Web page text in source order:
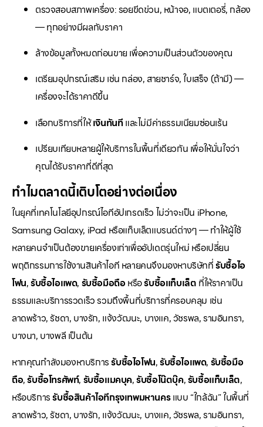
ตรวจสอบสภาพเครื่อง: รอยขีดข่วน, หน้าจอ, แบตเตอรี่, กล้อง
— ทุกอย่างมีผลกับราคา
ล้างข้อมูลทั้งหมดก่อนขาย เพื่อความเป็นส่วนตัวของคุณ
เตรียมอุปกรณ์เสริม เช่น กล่อง, สายชาร์จ, ใบเสร็จ (ถ้ามี) —
เครื่องจะได้ราคาดีขึ้น
เลือกบริการที่ให้เงินทันทีและไม่มีค่าธรรมเนียมซ่อนเร้น
เปรียบเทียบหลายผู้ให้บริการในพื้นที่เดียวกัน เพื่อให้มั่นใจว่า
คุณได้รับราคาที่ดีที่สุด
ทำไมตลาดนี้เติบโตอย่างต่อเนื่อง
ในยุคที่เทคโนโลยีอุปกรณ์ไอทีอัปเกรดเร็ว ไม่ว่าจะเป็น iPhone,
Samsung Galaxy, iPad หรือแท็บเล็ตแบรนด์ต่างๆ — ทำให้ผู้ใช้
หลายคนจำเป็นต้องขายเครื่องเก่าเพื่ออัปเดตรุ่นใหม่ หรือเปลี่ยน
พฤติกรรมการใช้งานสินค้าไอที หลายคนจึงมองหาบริษัทที่รับซื้อไอ
โฟน,รับซื้อไอแพด, รับซื้อมือถือหรือรับซื้อแท็บเล็ต ที่ให้ราคาเป็น
ธรรมและบริการรวดเร็ว รวมถึงพื้นที่บริการที่ครอบคลุม เช่น
ลาดพร้าว, รัชดา, บางรัก, แจ้งวัฒนะ, บางแค, วัชรพล, รามอินทรา,
บางนา, บางพลี เป็นต้น
หากคุณกำลังมองหาบริการรับซื้อไอโฟน,รับซื้อไอแพด, รับซื้อมือ
ถือ,รับซื้อโทรศัพท์, รับซื้อแมคบุค,รับซื้อโน๊ตบุ๊ค,รับซื้อแท็บเล็ต,
หรือบริการรับซื้อสินค้าไอทีกรุงเทพมหานครแบบ “ใกล้ฉัน” ในพื้นที่
ลาดพร้าว, รัชดา, บางรัก, แจ้งวัฒนะ, บางแค, วัชรพล, รามอินทรา,